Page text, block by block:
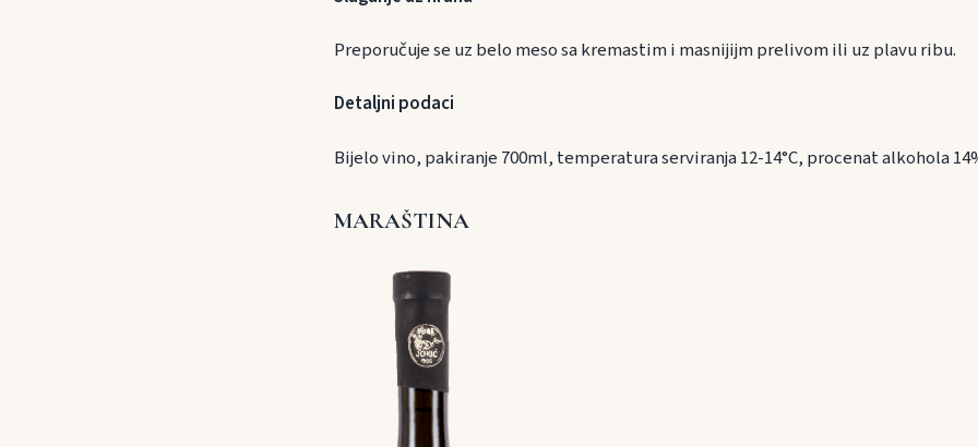
Preporučuje se uz belo meso sa kremastim i masnijijm prelivom ili uz plavu ribu.
Detaljni podaci
Bijelo vino, pakiranje 700ml, temperatura serviranja 12-14°C, procenat alkohola
MARAŠTINA